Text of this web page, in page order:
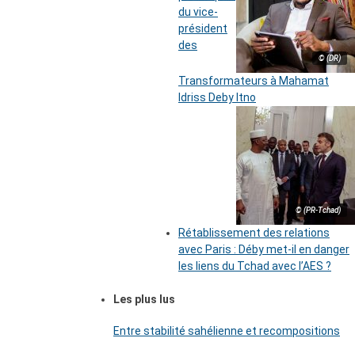
© (DR)
du vice-
président
des
Transformateurs à Mahamat
Idriss Deby Itno
© (PR-Tchad)
Rétablissement des relations
avec Paris : Déby met-il en danger
les liens du Tchad avec l’AES ?
Les plus lus
Entre stabilité sahélienne et recompositions